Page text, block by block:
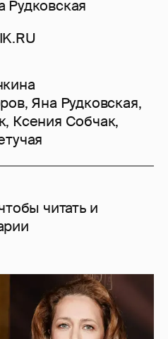
, Яна Рудковская,
, Ксения Собчак,
читать и